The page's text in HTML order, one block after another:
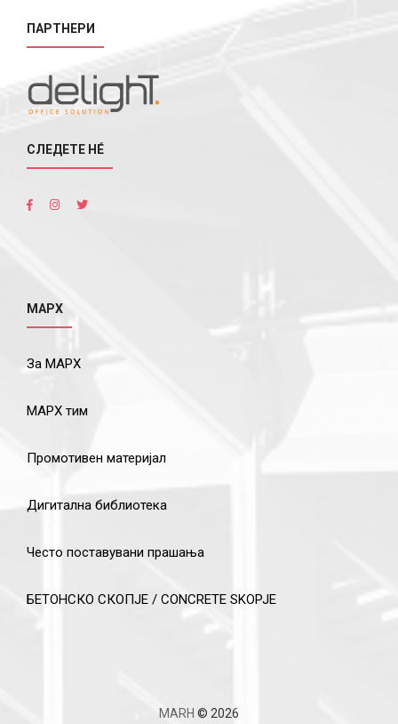
ПАРТНЕРИ
СЛЕДЕТЕ НÉ
МАРХ
За МАРХ
МАРХ тим
Промотивен материјал
Дигитална библиотека
Често поставувани прашања
БЕТОНСКО СКОПЈЕ / CONCRETE SKOPJE
MARH © 2026